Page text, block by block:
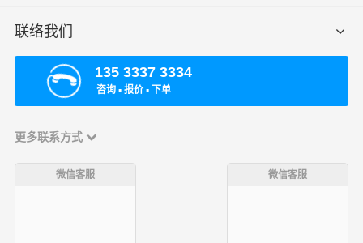
联络我们
135 3337 3334
咨询 ▪ 报价 ▪ 下单
更多联系方式
微信客服 微信客服